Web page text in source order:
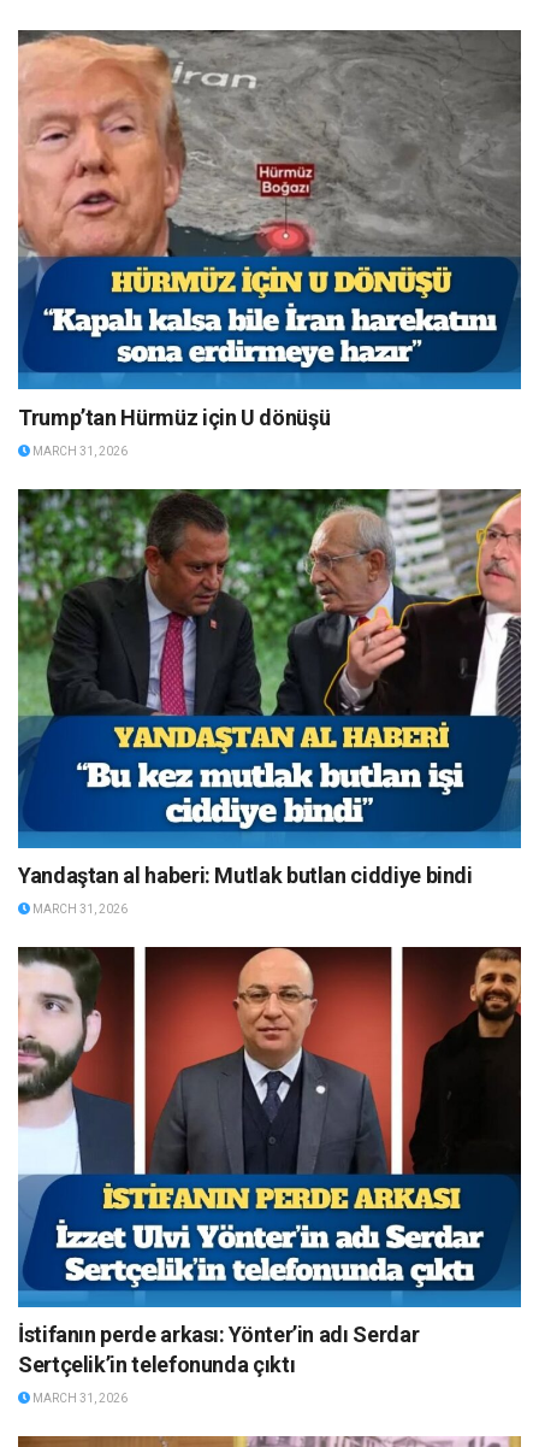
Trump’tan Hürmüz için U dönüşü
MARCH 31, 2026
Yandaştan al haberi: Mutlak butlan ciddiye bindi
MARCH 31, 2026
İstifanın perde arkası: Yönter’in adı Serdar
Sertçelik’in telefonunda çıktı
MARCH 31, 2026